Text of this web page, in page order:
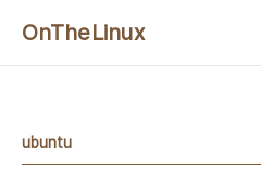
OnTheLinux
ubuntu